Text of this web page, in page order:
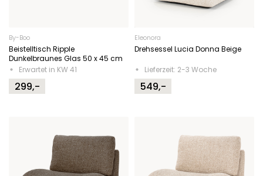
By-Boo
Beistelltisch Ripple
Dunkelbraunes Glas 50 x 45 cm
Erwartet in KW 41
299,-
Eleonora
Drehsessel Lucia Donna Beige
Lieferzeit: 2-3 Woche
549,-